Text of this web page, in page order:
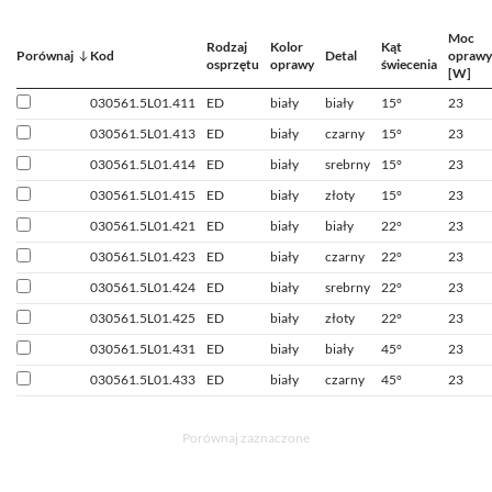
Porównaj Kod
Rodzaj
osprzętu
Kolor
oprawy
Detal
Kąt
świecenia
Moc
oprawy
[W]
030561.5L01.411
ED biały biały 15°
23
030561.5L01.413
ED biały czarny 15°
23
030561.5L01.414
ED biały srebrny 15°
23
030561.5L01.415
ED biały złoty 15°
23
030561.5L01.421
ED biały biały 22°
23
030561.5L01.423
ED biały czarny 22°
23
030561.5L01.424
ED biały srebrny 22°
23
030561.5L01.425
ED biały złoty 22°
23
030561.5L01.431
ED biały biały 45°
23
030561.5L01.433
ED biały czarny 45° 23
Porównaj zaznaczone